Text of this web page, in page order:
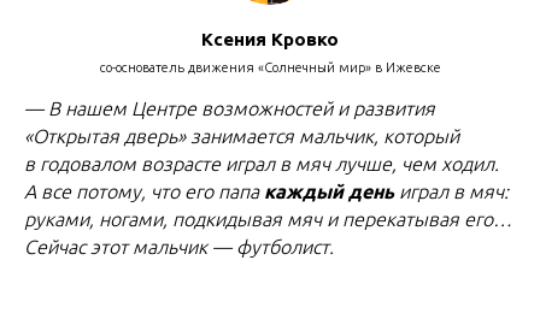
Ксения Кровко
со-основатель движения «Солнечный мир» в Ижевске
— В нашем Центре возможностей и развития
«Открытая дверь» занимается мальчик, который
в годовалом возрасте играл в мяч лучше, чем ходил.
А все потому, что его папа каждый деньиграл в мяч:
руками, ногами, подкидывая мяч и перекатывая его…
Сейчас этот мальчик — футболист.